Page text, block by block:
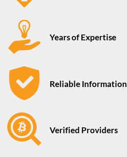
Years of Expertise
Reliable Information
Verified Providers